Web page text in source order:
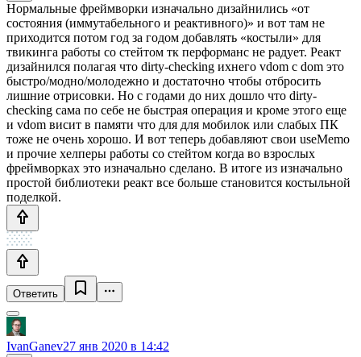
Нормальные фреймворки изначально дизайнились «от
состояния (иммутабельного и реактивного)» и вот там не
приходится потом год за годом добавлять «костыли» для
твикинга работы со стейтом тк перформанс не радует. Реакт
дизайнился полагая что dirty-checking ихнего vdom c dom это
быстро/модно/молодежно и достаточно чтобы отбросить
лишние отрисовки. Но с годами до них дошло что dirty-
checking сама по себе не быстрая операция и кроме этого еще
и vdom висит в памяти что для для мобилок или слабых ПК
тоже не очень хорошо. И вот теперь добавляют свои useMemo
и прочие хелперы работы со стейтом когда во взрослых
фреймворках это изначально сделано. В итоге из изначально
простой библиотеки реакт все больше становится костыльной
поделкой.
Ответить
IvanGanev27 янв 2020 в 14:42